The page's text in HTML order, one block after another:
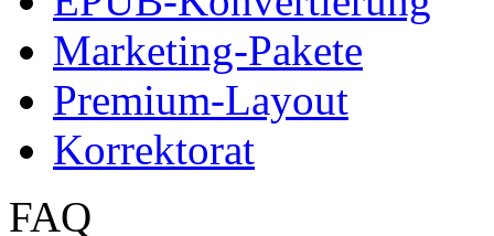
Marketing-Pakete
Premium-Layout
Korrektorat
FAQ